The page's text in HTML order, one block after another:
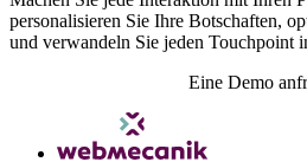
personalisieren Sie Ihre Botschaften,
und verwandeln Sie jeden Touchpoint
Eine Demo